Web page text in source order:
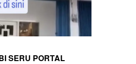
SERU PORTAL